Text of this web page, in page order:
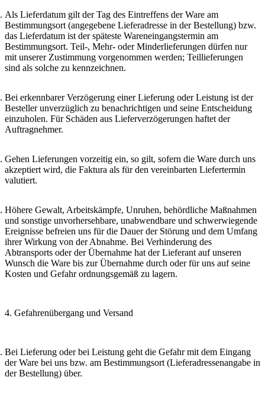
Als Lieferdatum gilt der Tag des Eintreffens der Ware am
Bestimmungsort (angegebene Lieferadresse in der Bestellung) bzw.
das Lieferdatum ist der späteste Wareneingangstermin am
Bestimmungsort. Teil-, Mehr- oder Minderlieferungen dürfen nur
mit unserer Zustimmung vorgenommen werden; Teillieferungen
sind als solche zu kennzeichnen.
Bei erkennbarer Verzögerung einer Lieferung oder Leistung ist der
Besteller unverzüglich zu benachrichtigen und seine Entscheidung
einzuholen. Für Schäden aus Lieferverzögerungen haftet der
Auftragnehmer.
Gehen Lieferungen vorzeitig ein, so gilt, sofern die Ware durch uns
akzeptiert wird, die Faktura als für den vereinbarten Liefertermin
valutiert.
Höhere Gewalt, Arbeitskämpfe, Unruhen, behördliche Maßnahmen
und sonstige unvorhersehbare, unabwendbare und schwerwiegende
Ereignisse befreien uns für die Dauer der Störung und dem Umfang
ihrer Wirkung von der Abnahme. Bei Verhinderung des
Abtransports oder der Übernahme hat der Lieferant auf unseren
Wunsch die Ware bis zur Übernahme durch oder für uns auf seine
Kosten und Gefahr ordnungsgemäß zu lagern.
4. Gefahrenübergang und Versand
Bei Lieferung oder bei Leistung geht die Gefahr mit dem Eingang
der Ware bei uns bzw. am Bestimmungsort (Lieferadressenangabe in
der Bestellung) über.